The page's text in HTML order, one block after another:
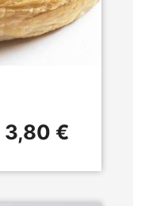
3,80 €